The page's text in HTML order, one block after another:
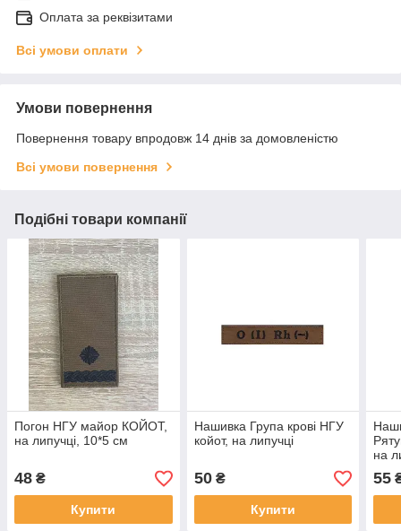
Оплата за реквізитами
Всі умови оплати
Умови повернення
Повернення товару впродовж 14 днів за домовленістю
Всі умови повернення
Подібні товари компанії
Погон НГУ майор КОЙОТ,
на липучці, 10*5 см
48 ₴
Купити
Нашивка Група крові НГУ
койот, на липучці
50₴
Купити
на
55